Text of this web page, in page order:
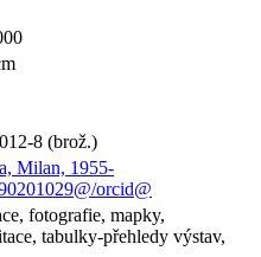
8 (brož.)
Milan, 1955-
orcid@
fotografie, mapky,
tabulky-přehledy výstav,